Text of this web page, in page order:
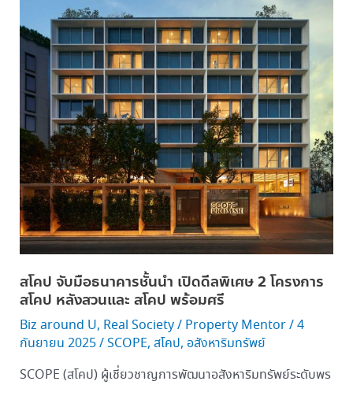
สโคป จับมือธนาคารชั้นนำ เปิดดีลพิเศษ 2 โครงการ
สโคป หลังสวนและ สโคป พร้อมศรี
Biz around U, Real Society/ Property Mentor/4
กันยายน 2025/SCOPE, สโคป, อสังหาริมทรัพย์
SCOPE (สโคป) ผู้เชี่ยวชาญการพัฒนาอสังหาริมทรัพย์ระดับพร
ชั้น
นำ
เปิด
ดี
ล
พิเศษ
2
โครงการ
สโคป
หลังสวน
และ
สโคป
ศรี